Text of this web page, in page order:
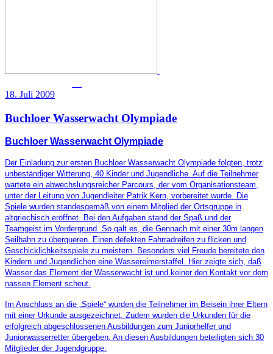
18. Juli 2009
Buchloer Wasserwacht Olympiade
Buchloer Wasserwacht Olympiade
Der Einladung zur ersten Buchloer Wasserwacht Olympiade folgten, trotz
unbeständiger Witterung, 40 Kinder und Jugendliche. Auf die Teilnehmer
wartete ein abwechslungsreicher Parcours, der vom Organisationsteam,
unter der Leitung von Jugendleiter Patrik Kern, vorbereitet wurde. Die
Spiele wurden standesgemäß von einem Mitglied der Ortsgruppe in
altgriechisch eröffnet. Bei den Aufgaben stand der Spaß und der
Teamgeist im Vordergrund. So galt es, die Gennach mit einer 30m langen
Seilbahn zu überqueren. Einen defekten Fahrradreifen zu flicken und
Geschicklichkeitsspiele zu meistern. Besonders viel Freude bereitete den
Kindern und Jugendlichen eine Wassereimerstaffel. Hier zeigte sich, daß
Wasser das Element der Wasserwacht ist und keiner den Kontakt vor dem
nassen Element scheut.
Im Anschluss an die „Spiele“ wurden die Teilnehmer im Beisein ihrer Eltern
mit einer Urkunde ausgezeichnet. Zudem wurden die Urkunden für die
erfolgreich abgeschlossenen Ausbildungen zum Juniorhelfer und
Juniorwasserretter übergeben. An diesen Ausbildungen beteiligten sich 30
Mitglieder der Jugendgruppe.